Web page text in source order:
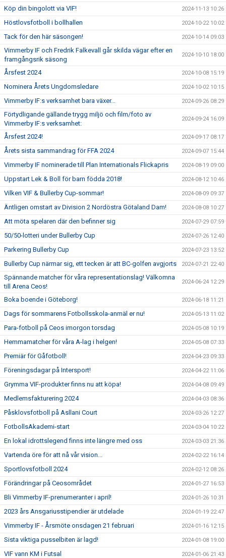
Köp din bingolott via VIF! 2024-11-13 10:26
Höstlovsfotboll i bollhallen 2024-10-22 10:02
Tack för den här säsongen! 2024-10-14 09:03
Vimmerby IF och Fredrik Falkevall går skilda vägar efter en
framgångsrik säsong
2024-10-10 18:00
Årsfest 2024 2024-10-08 15:19
Nominera Årets Ungdomsledare 2024-10-02 10:15
Vimmerby IF:s verksamhet bara växer... 2024-09-26 08:29
Förtydligande gällande trygg miljö och film/foto av
Vimmerby IF:s verksamhet:
2024-09-24 16:09
Årsfest 2024! 2024-09-17 08:17
Årets sista sammandrag för FFA 2024 2024-09-07 15:44
Vimmerby IF nominerade till Plan Internationals Flickapris 2024-08-19 09:00
Uppstart Lek & Boll för barn födda 2018! 2024-08-12 10:46
Vilken VIF & Bullerby Cup-sommar! 2024-08-09 09:37
Äntligen omstart av Division 2 Nordöstra Götaland Dam! 2024-08-08 10:27
Att möta spelaren där den befinner sig 2024-07-29 07:59
50/50-lotteri under Bullerby Cup 2024-07-26 12:40
Parkering Bullerby Cup 2024-07-23 13:52
Bullerby Cup närmar sig, ett tecken är att BC-golfen avgjorts 2024-07-21 22:40
Spännande matcher för våra representationslag! Välkomna
till Arena Ceos!
2024-06-24 12:29
Boka boende i Göteborg! 2024-06-18 11:21
Dags för sommarens Fotbollsskola-anmäl er nu! 2024-05-13 11:02
Para-fotboll på Ceos imorgon torsdag 2024-05-08 10:19
Hemmamatcher för våra A-lag i helgen! 2024-05-08 07:33
Premiär för Gåfotboll! 2024-04-23 09:33
Föreningsdagar på Intersport! 2024-04-22 11:06
Grymma VIF-produkter finns nu att köpa! 2024-04-08 09:49
Medlemsfakturering 2024 2024-04-03 08:36
Påsklovsfotboll på Asllani Court 2024-03-26 12:27
FotbollsAkademi-start 2024-03-04 10:22
En lokal idrottslegend finns inte längre med oss 2024-03-03 21:36
Vartenda öre för att nå vår vision... 2024-02-22 16:14
Sportlovsfotboll 2024 2024-02-12 08:26
Förändringar på Ceosområdet 2024-01-27 16:53
Bli Vimmerby IF-prenumeranter i april! 2024-01-26 10:31
2023 års Ansgariusstipendier är utdelade 2024-01-19 22:47
Vimmerby IF - Årsmöte onsdagen 21 februari 2024-01-16 12:15
Sista viktiga pusselbiten är lagd! 2024-01-08 19:00
VIF vann KM i Futsal 2024-01-06 21:43